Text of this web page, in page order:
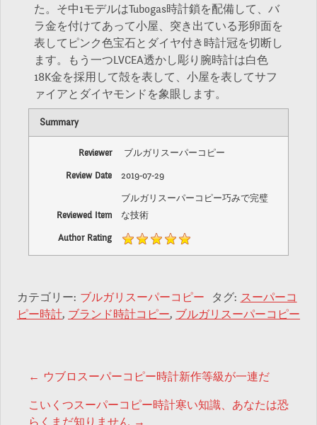
た。そ中1モデルはTubogas時計鎖を配備して、バ
ラ金を付けてあって小屋、突き出ている形卵面を
表してピンク色宝石とダイヤ付き時計冠を切断し
ます。もう一つLVCEA透かし彫り腕時計は白色
18K金を採用して殻を表して、小屋を表してサフ
ァイアとダイヤモンドを象眼します。
Summary
Reviewer
ブルガリスーパーコピー
Review Date
2019-07-29
Reviewed Item
ブルガリスーパーコピー巧みで完璧
な技術
Author Rating
カテゴリー: ブルガリスーパーコピー タグ: スーパーコ
ピー時計, ブランド時計コピー, ブルガリスーパーコピー
投稿ナビゲーション
← ウブロスーパーコピー時計新作等級が一連だ
こいくつスーパーコピー時計寒い知識、あなたは恐
らくまだ知りません →